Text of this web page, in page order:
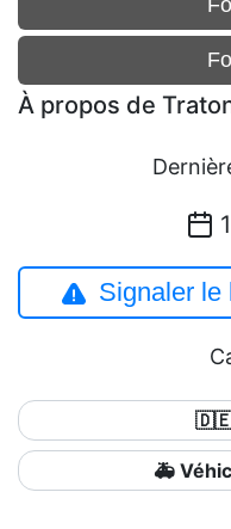
À propos de
Signaler le
🇩🇪
🚑